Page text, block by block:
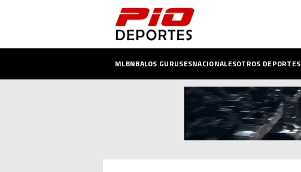
MLBNBALOS GURUSESNACIONALESOTROS DEPORTES